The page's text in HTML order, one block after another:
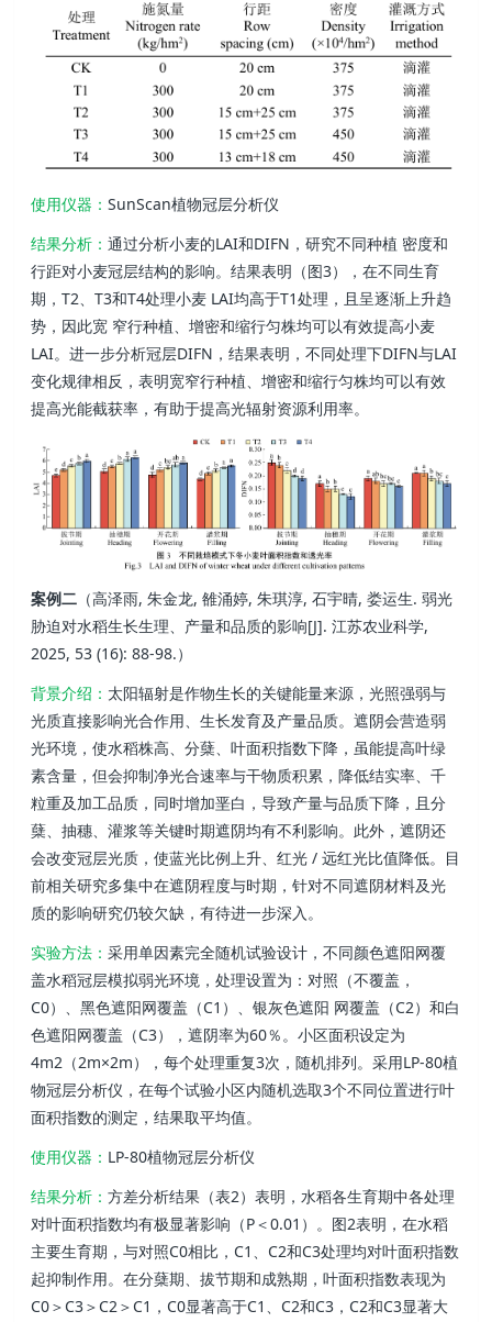
使用仪器：SunScan植物冠层分析仪
结果分析：通过分析小麦的LAI和DIFN，研究不同种植 密度和
行距对小麦冠层结构的影响。结果表明（图3），在不同生育
期，T2、T3和T4处理小麦 LAI均高于T1处理，且呈逐渐上升趋
势，因此宽 窄行种植、增密和缩行匀株均可以有效提高小麦
LAI。进一步分析冠层DIFN，结果表明，不同处理下DIFN与LAI
变化规律相反，表明宽窄行种植、增密和缩行匀株均可以有效
提高光能截获率，有助于提高光辐射资源利用率。
案例二 （高泽雨, 朱金龙, 雒涌婷, 朱琪淳, 石宇晴, 娄运生. 弱光
胁迫对水稻生长生理、产量和品质的影响[J]. 江苏农业科学,
2025, 53 (16): 88-98.）
背景介绍： 太阳辐射是作物生长的关键能量来源，光照强弱与
光质直接影响光合作用、生长发育及产量品质。遮阴会营造弱
光环境，使水稻株高、分蘖、叶面积指数下降，虽能提高叶绿
素含量，但会抑制净光合速率与干物质积累，降低结实率、千
粒重及加工品质，同时增加垩白，导致产量与品质下降，且分
蘖、抽穗、灌浆等关键时期遮阴均有不利影响。此外，遮阴还
会改变冠层光质，使蓝光比例上升、红光 / 远红光比值降低。目
前相关研究多集中在遮阴程度与时期，针对不同遮阴材料及光
质的影响研究仍较欠缺，有待进一步深入。
实验方法：采用单因素完全随机试验设计，不同颜色遮阳网覆
盖水稻冠层模拟弱光环境，处理设置为：对照（不覆盖，
C0）、黑色遮阳网覆盖（C1）、银灰色遮阳 网覆盖（C2）和白
色遮阳网覆盖（C3），遮阴率为60％。小区面积设定为
4m2（2m×2m），每个处理重复3次，随机排列。采用LP-80植
物冠层分析仪，在每个试验小区内随机选取3个不同位置进行叶
面积指数的测定，结果取平均值。
使用仪器： LP-80植物冠层分析仪
结果分析：方差分析结果（表2）表明，水稻各生育期中各处理
对叶面积指数均有极显著影响（P＜0.01）。图2表明，在水稻
主要生育期，与对照C0相比，C1、C2和C3处理均对叶面积指数
起抑制作用。在分蘖期、拔节期和成熟期，叶面积指数表现为
C0＞C3＞C2＞C1，C0显著高于C1、C2和C3，C2和C3显著大